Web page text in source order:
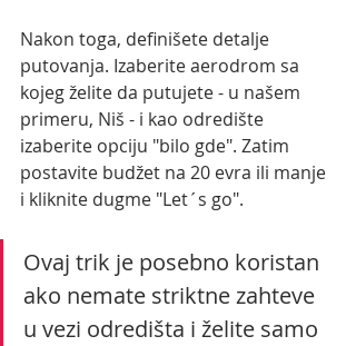
Nakon toga, definišete detalje
putovanja. Izaberite aerodrom sa
kojeg želite da putujete - u našem
primeru, Niš - i kao odredište
izaberite opciju "bilo gde". Zatim
postavite budžet na 20 evra ili manje
i kliknite dugme "Let´s go".
Ovaj trik je posebno koristan
ako nemate striktne zahteve
u vezi odredišta i želite samo